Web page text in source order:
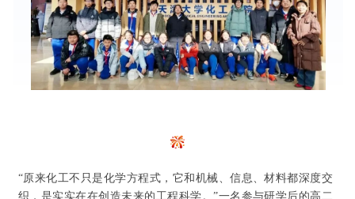
“原来化工不只是化学方程式，它和机械、信息、材料都深度交
织，是实实在在创造未来的工程科学。”一名参与研学后的高二